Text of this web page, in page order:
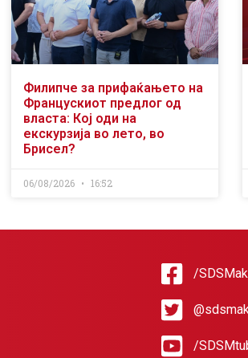
Филипче за прифаќањето на
Францускиот предлог од
власта: Кој оди на
екскурзија во лето, во
Брисел?
06/08/2026 16:52
/
/